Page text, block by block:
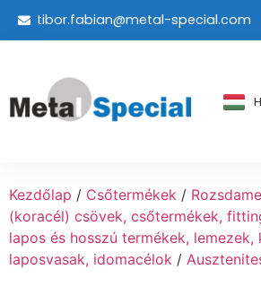
tibor.fabian@metal-special.com
Kezdőlap / Csőtermékek /
(koracél) csövek, csőtermékek,
lapos és hosszú termékek, lemezek,
laposvasak, idomacélok /